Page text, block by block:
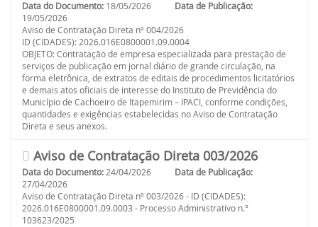
Data do Documento: 18/05/2026
Data de Publicação:
19/05/2026
Aviso de Contratação Direta nº 004/2026
ID (CIDADES): 2026.016E0800001.09.0004
OBJETO: Contratação de empresa especializada para prestação de
serviços de publicação em jornal diário de grande circulação, na
forma eletrônica, de extratos de editais de procedimentos licitatórios
e demais atos oficiais de interesse do Instituto de Previdência do
Município de Cachoeiro de Itapemirim – IPACI, conforme condições,
quantidades e exigências estabelecidas no Aviso de Contratação
Direta e seus anexos.
Aviso de Contratação Direta 003/2026
Data do Documento: 24/04/2026
Data de Publicação:
27/04/2026
Aviso de Contratação Direta nº 003/2026 - ID (CIDADES):
2026.016E0800001.09.0003 - Processo Administrativo n.°
103623/2025